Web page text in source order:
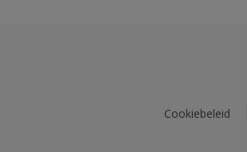
Cookiebeleid